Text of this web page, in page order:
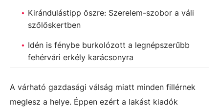
Kirándulástipp őszre: Szerelem-szobor a váli
szőlőskertben
Idén is fénybe burkolózott a legnépszerűbb
fehérvári erkély karácsonyra
A várható gazdasági válság miatt minden fillérnek
meglesz a helye. Éppen ezért a lakást kiadók